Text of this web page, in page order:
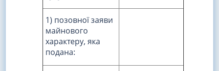
1) позовної заяви
майнового
характеру, яка
подана: